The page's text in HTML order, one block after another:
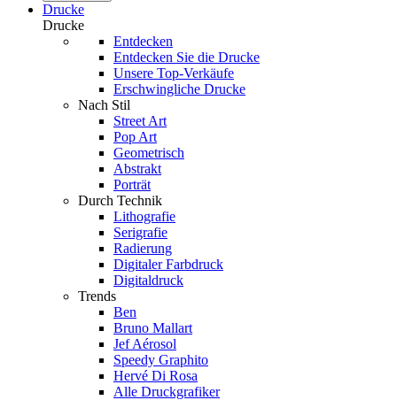
Drucke
Drucke
Entdecken
Entdecken Sie die Drucke
Unsere Top-Verkäufe
Erschwingliche Drucke
Nach Stil
Street Art
Pop Art
Geometrisch
Abstrakt
Porträt
Durch Technik
Lithografie
Serigrafie
Radierung
Digitaler Farbdruck
Digitaldruck
Trends
Ben
Bruno Mallart
Jef Aérosol
Speedy Graphito
Hervé Di Rosa
Alle Druckgrafiker